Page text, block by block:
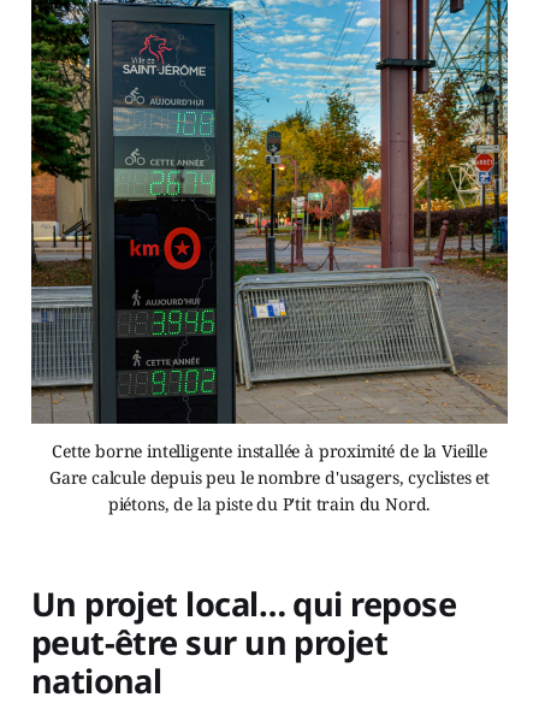
Cette borne intelligente installée à proximité de la Vieille
Gare calcule depuis peu le nombre d'usagers, cyclistes et
piétons, de la piste du P'tit train du Nord.
Un projet local… qui repose
peut-être sur un projet
national